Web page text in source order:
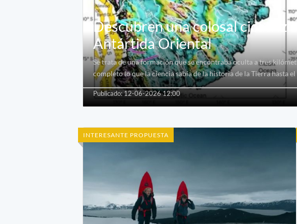
Descubren una colosal cicatriz
Antártida Oriental
Se trata de una formación que se encontraba oculta a tres
completo lo que la ciencia sabía de la historia de la Tierra hasta el
Publicado: 12-06-2026 12:00
INTERESANTE PROPUESTA